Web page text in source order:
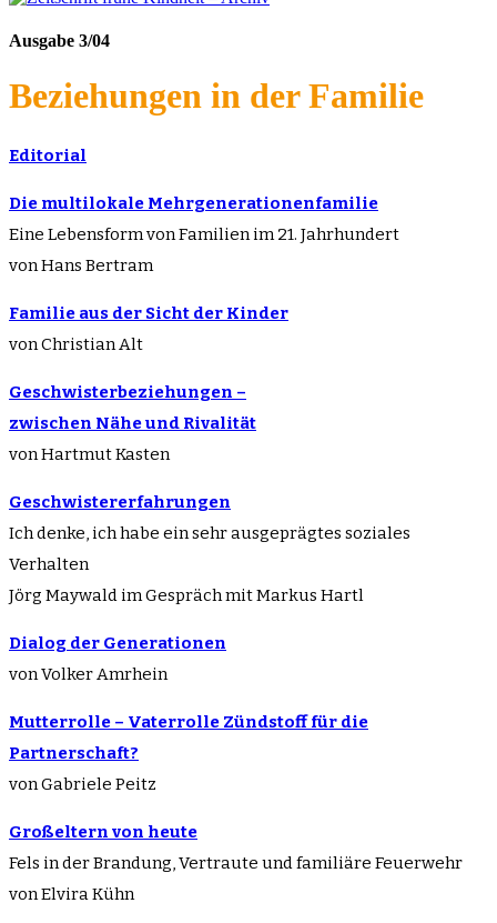
Ausgabe 3/04
Beziehungen in der Familie
Editorial
Die multilokale Mehrgenerationenfamilie
Eine Lebensform von Familien im 21. Jahrhundert
von Hans Bertram
Familie aus der Sicht der Kinder
von Christian Alt
Geschwisterbeziehungen –
zwischen Nähe und Rivalität
von Hartmut Kasten
Geschwistererfahrungen
Ich denke, ich habe ein sehr ausgeprägtes soziales
Verhalten
Jörg Maywald im Gespräch mit Markus Hartl
Dialog der Generationen
von Volker Amrhein
Mutterrolle – Vaterrolle Zündstoff für die
Partnerschaft?
von Gabriele Peitz
Großeltern von heute
Fels in der Brandung, Vertraute und familiäre Feuerwehr
von Elvira Kühn